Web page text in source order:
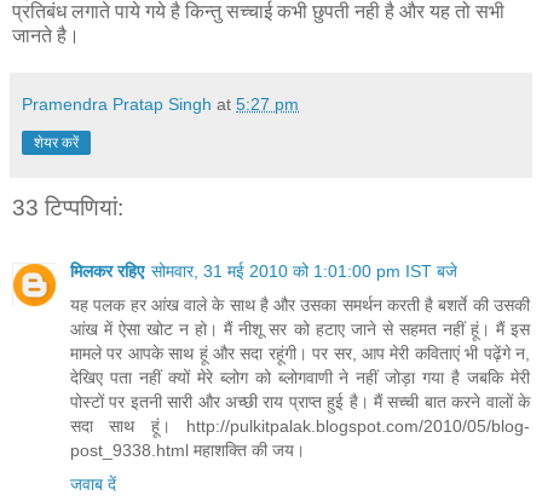
प्रतिबंध लगाते पाये गये है किन्तु सच्चाई कभी छुपती नही है और यह तो सभी
जानते है।
Pramendra Pratap Singh at 5:27 pm
शेयर करें
33 टिप्‍पणियां:
मिलकर रहिए सोमवार, 31 मई 2010 को 1:01:00 pm IST बजे
यह पलक हर आंख वाले के साथ है और उसका समर्थन करती है बशर्ते की उसकी
आंख में ऐसा खोट न हो। मैं नीशू सर को हटाए जाने से सहमत नहीं हूं। मैं इस
मामले पर आपके साथ हूं और सदा रहूंगी। पर सर, आप मेरी कविताएं भी पढ़ेंगे न,
देखिए पता नहीं क्‍यों मेरे ब्‍लोग को ब्‍लोगवाणी ने नहीं जोड़ा गया है जबकि मेरी
पोस्‍टों पर इतनी सारी और अच्‍छी राय प्राप्‍त हुई है। मैं सच्‍ची बात करने वालों के
सदा साथ हूं। http://pulkitpalak.blogspot.com/2010/05/blog-
post_9338.html महाशक्ति की जय।
जवाब दें